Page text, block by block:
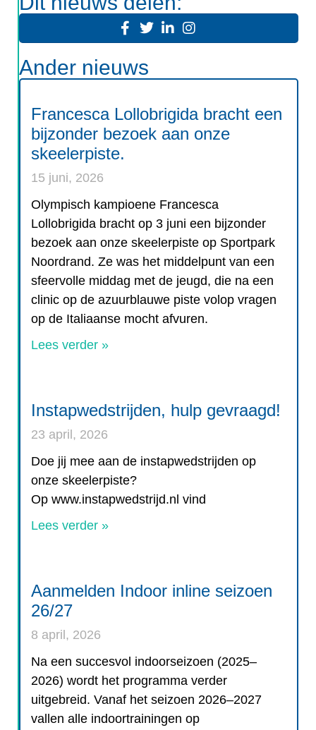
Ander nieuws
Francesca Lollobrigida bracht een
bijzonder bezoek aan onze
skeelerpiste.
15 juni, 2026
Olympisch kampioene Francesca
Lollobrigida bracht op 3 juni een bijzonder
bezoek aan onze skeelerpiste op Sportpark
Noordrand. Ze was het middelpunt van een
sfeervolle middag met de jeugd, die na een
clinic op de azuurblauwe piste volop vragen
op de Italiaanse mocht afvuren.
Lees verder »
Instapwedstrijden, hulp gevraagd!
23 april, 2026
Doe jij mee aan de instapwedstrijden op
onze skeelerpiste?
Op www.instapwedstrijd.nl vind
Lees verder »
Aanmelden Indoor inline seizoen
26/27
8 april, 2026
Na een succesvol indoorseizoen (2025–
2026) wordt het programma verder
uitgebreid. Vanaf het seizoen 2026–2027
vallen alle indoortrainingen op